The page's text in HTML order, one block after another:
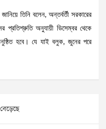
তিনি বলেন, অন্তর্বর্তী সরকারের
প্রতিশ্রুতি অনুযায়ী ডিসেম্বর থেকে
হবে। যে যাই বলুক, জুনের পরে